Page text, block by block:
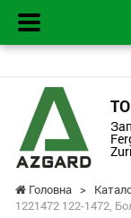
Головна >
1221472 122-1472,